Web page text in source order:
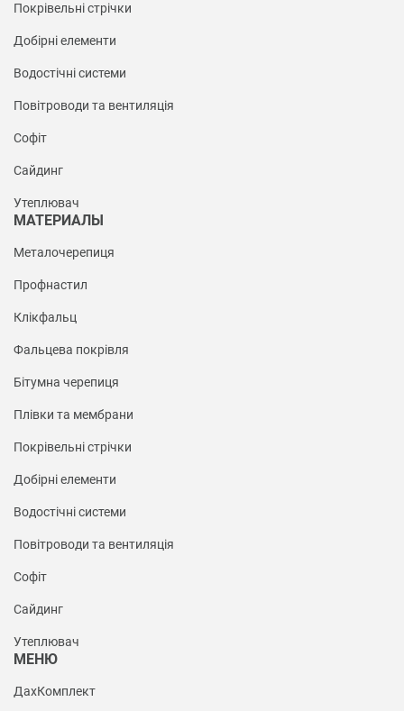
Покрівельні стрічки
Добірні елементи
Водостічні системи
Повітроводи та вентиляція
Софіт
Сайдинг
Утеплювач
МАТЕРИАЛЫ
Металочерепиця
Профнастил
Клікфальц
Фальцева покрівля
Бітумна черепиця
Плівки та мембрани
Покрівельні стрічки
Добірні елементи
Водостічні системи
Повітроводи та вентиляція
Софіт
Сайдинг
Утеплювач
МЕНЮ
ДахКомплект